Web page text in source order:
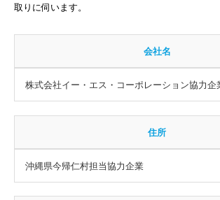
取りに伺います。
会社名
株式会社イー・エス・コーポレーション協力企
住所
沖縄県今帰仁村担当協力企業